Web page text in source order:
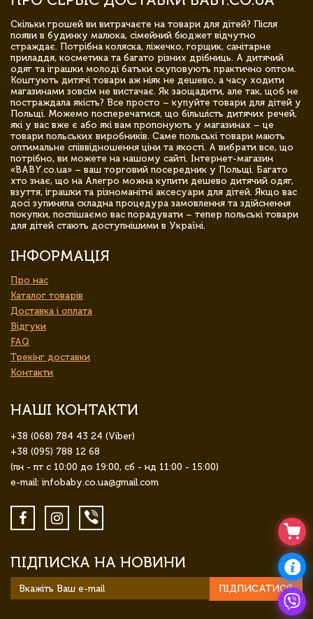
Скільки грошей ви витрачаєте на товари для дітей? Після
появи в будинку малюка, сімейний бюджет відчутно
страждає. Потрібна коляска, ліжечко, горщик, санітарне
приладдя, косметика та багато різних дрібниць. А дитячий
одяг та іграшки молоді батьки скуповують практично оптом.
Коштують дитячі товари аж ніяк не дешево, а часу ходити
магазинами зовсім не вистачає. Як заощадити, але так, щоб не
постраждала якість? Все просто – купуйте товари для дітей у
Польщі. Можемо посперечатися, що більшість дитячих речей,
які у вас вже є або які вам пропонують у магазинах – це
товари польських виробників. Саме польські товари мають
оптимальне співвідношення ціни та якості. А вибрати все, що
потрібно, ви можете на нашому сайті. Інтернет-магазин
«BABY.co.ua» – ваш торговий посередник у Польщі. Багато
хто знає, що на Алегро можна купити дешево дитячий одяг,
взуття, іграшки та різноманітні аксесуари для дітей. Якщо вас
досі зупиняла складна процедура замовлення та здійснення
покупки, поспішаємо вас порадувати – тепер польські товари
для дітей стають доступнішими в Україні.
ІНФОРМАЦІЯ
Про нас
Каталог товарів
Доставка і оплата
Відгуки
FAQ
Трекінг доставки
Контакти
НАШІ КОНТАКТИ
+38 (068) 784 43 24 (Viber)
+38 (095) 788 12 68
(пн - пт с 10:00 до 19:00, сб - нд 11:00 - 15:00)
e-mail: infobaby.co.ua@gmail.com
ПІДПИСКА НА НОВИНИ
ПІДПИСАТИСЯ